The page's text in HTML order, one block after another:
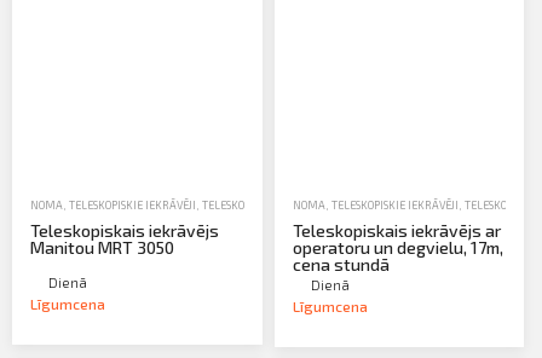
NOMA TELESKOPISKIE IEKRĀVĒJI TELESKOPISKIE UN NOLIKTAVU IEKRĀVĒJI
Teleskopiskais iekrāvējs
Manitou MRT 3050
Dienā
Līgumcena
NOMA TELESKOPISKIE IEKRĀVĒJI
Teleskopiskais iekrāvējs ar
operatoru un degvielu, 17m,
cena stundā
Dienā
Līgumcena